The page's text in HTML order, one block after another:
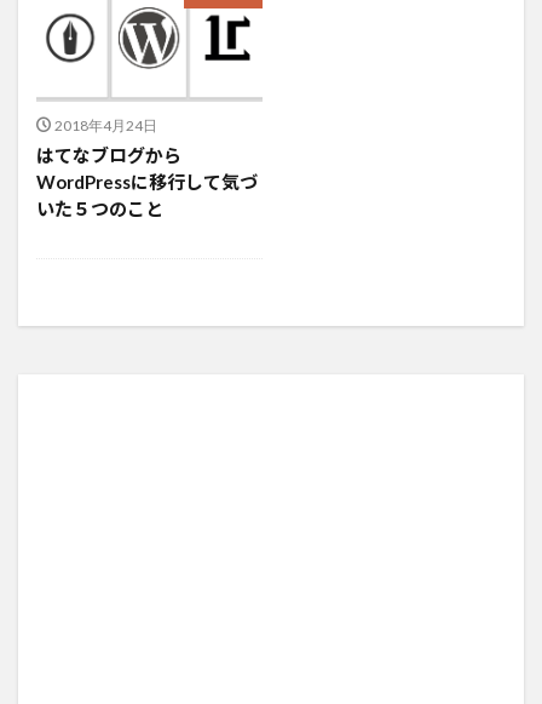
2018年4月24日
はてなブログから
WordPressに移行して気づ
いた５つのこと